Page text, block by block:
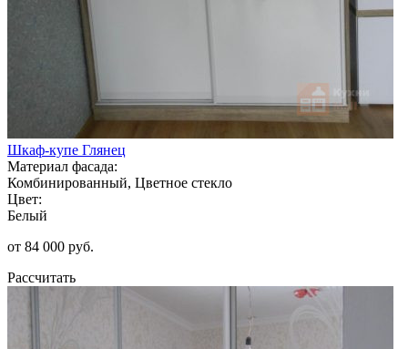
Шкаф-купе Глянец
Материал фасада:
Комбинированный, Цветное стекло
Цвет:
Белый
от 84 000 руб.
Рассчитать